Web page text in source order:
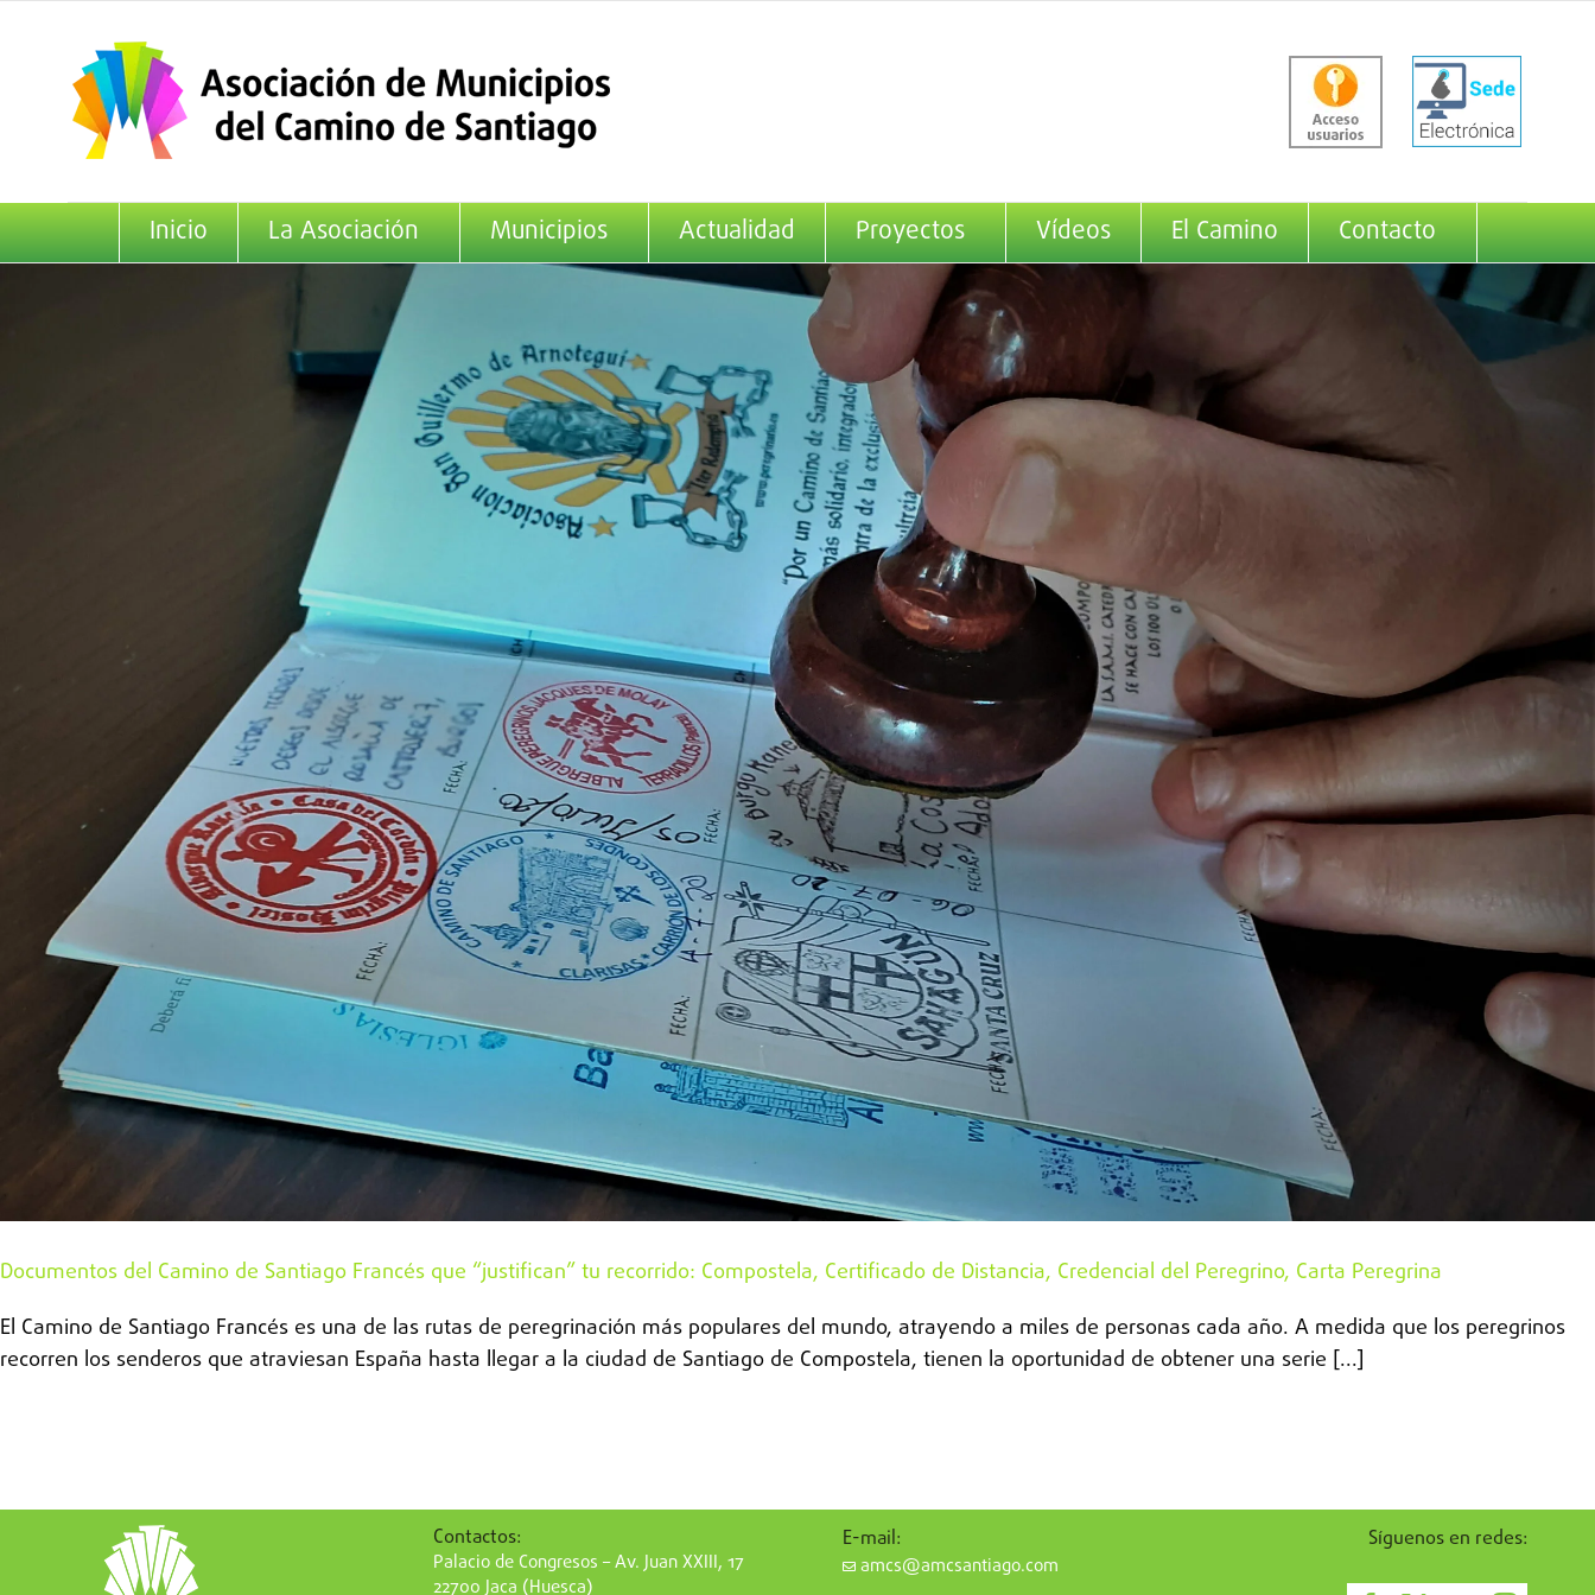
contenido
Inicio La Asociación Municipios Actualidad Proyectos Vídeos El Camino Contacto
Documentos del Camino de Santiago Francés que “justifican” tu recorrido: Compostela, Certificado de Distancia, Credencial del Peregrino, Carta Peregrina
El Camino de Santiago Francés es una de las rutas de peregrinación más populares del mundo, atrayendo a miles de personas cada año. A medida que los peregrinos
recorren los senderos que atraviesan España hasta llegar a la ciudad de Santiago de Compostela, tienen la oportunidad de obtener una serie [...]
Contactos:
Palacio de Congresos – Av. Juan XXIII, 17
22700 Jaca (Huesca)
E-mail:
amcs@amcsantiago.com
Síguenos en redes: